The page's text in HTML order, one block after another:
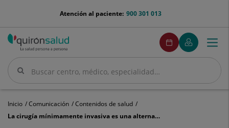
menu-
900 301 013
Atención al paciente:
Buscar
Buscar
menuPedirCita
Pedir
cita
Mi
Quirónsalud
Menú
Inicio Comunicación
Contenidos de salud
La cirugía mínimamente invasiva es una alternativa eficaz y segura en casos de glaucoma de ángulo abierto leve o moderado